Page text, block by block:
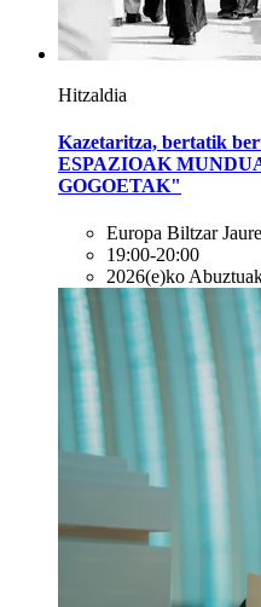
Hitzaldia
Kazetaritza, bertatik
ESPAZIOAK
GOGOETAK"
Europa Biltzar
19:00-20:00
2026(e)ko